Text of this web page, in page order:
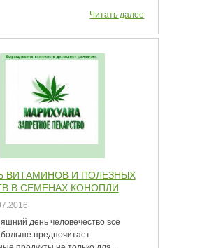
Читать далее
ВИТАМИНОВ И ПОЛЕЗНЫХ
В СЕМЕНАХ КОНОПЛИ
день человечество всё
предпочитает